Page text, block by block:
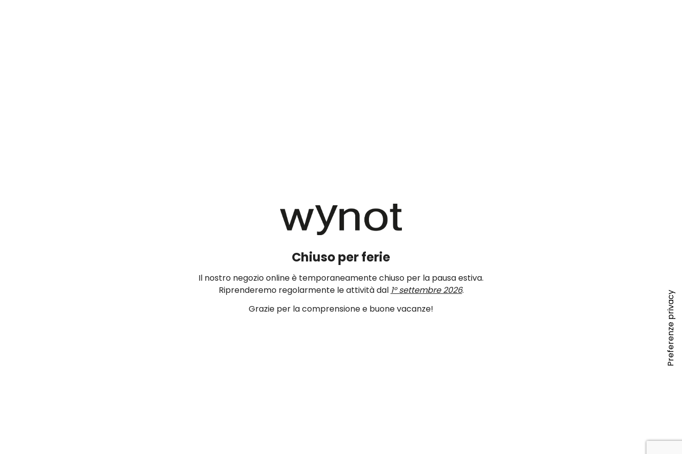
Chiuso per ferie
Il nostro negozio online è temporaneamente chiuso per la pausa estiva.
Riprenderemo regolarmente le attività dal 1° settembre 2026.
Grazie per la comprensione e buone vacanze!